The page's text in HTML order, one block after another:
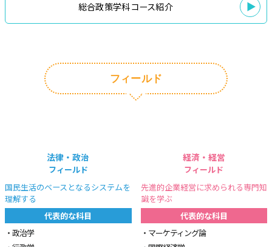
総合政策学科コース紹介
フィールド
法律・政治
フィールド
国民生活のベースとなるシステムを
理解する
代表的な科目
政治学
経済・経営
フィールド
先進的企業経営に求められる専門知
識を学ぶ
代表的な科目
マーケティング論